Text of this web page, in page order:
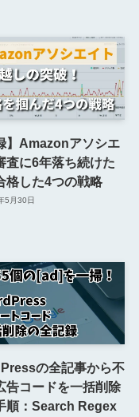
】Amazonアソシエ
査に6年落ち続けた
格した4つの戦略
5月30日
の全記事から不
告コードを一括削除
順：Search Regex